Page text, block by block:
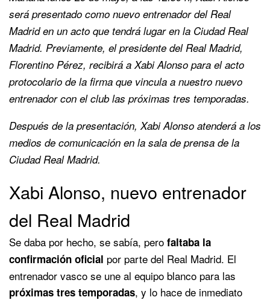
será presentado como nuevo entrenador del Real
Madrid en un acto que tendrá lugar en la Ciudad Real
Madrid. Previamente, el presidente del Real Madrid,
Florentino Pérez, recibirá a Xabi Alonso para el acto
protocolario de la firma que vincula a nuestro nuevo
entrenador con el club las próximas tres temporadas.
Después de la presentación, Xabi Alonso atenderá a los
medios de comunicación en la sala de prensa de la
Ciudad Real Madrid.
Xabi Alonso, nuevo entrenador
del Real Madrid
Se daba por hecho, se sabía, pero faltaba la
confirmación oficial por parte del Real Madrid. El
entrenador vasco se une al equipo blanco para las
próximas tres temporadas, y lo hace de inmediato